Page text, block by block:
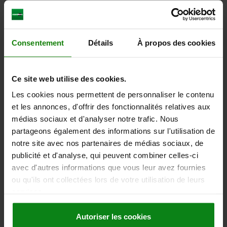
Consentement Détails À propos des cookies
Ce site web utilise des cookies.
Les cookies nous permettent de personnaliser le contenu
et les annonces, d'offrir des fonctionnalités relatives aux
médias sociaux et d'analyser notre trafic. Nous
partageons également des informations sur l'utilisation de
notre site avec nos partenaires de médias sociaux, de
publicité et d'analyse, qui peuvent combiner celles-ci
avec d'autres informations que vous leur avez fournies
ou qu'ils ont collectées lors de votre utilisation de leurs
Autoriser les cookies
TÉLÉCHARGEMENTS
D'autres clients ont
85876
Products